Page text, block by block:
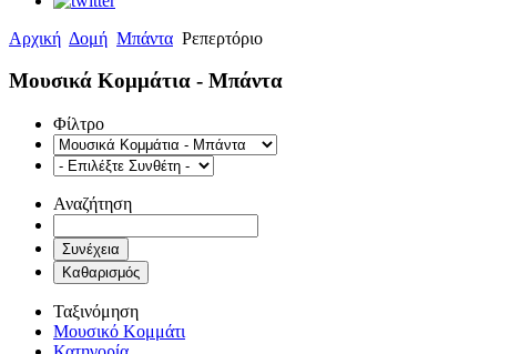
Αρχική Δομή Μπάντα Ρεπερτόριο
Μουσικά Κομμάτια - Μπάντα
Φίλτρο
Αναζήτηση
Ταξινόμηση
Μουσικό Κομμάτι